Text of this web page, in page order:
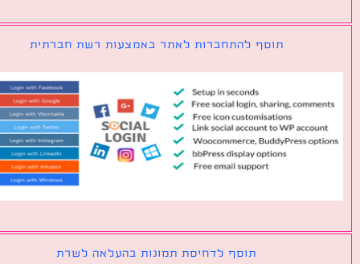
תוסף להתחברות לאתר באמצעות רשת חברתית
תוסף לדחיסת תמונות בהעלאה לשרת